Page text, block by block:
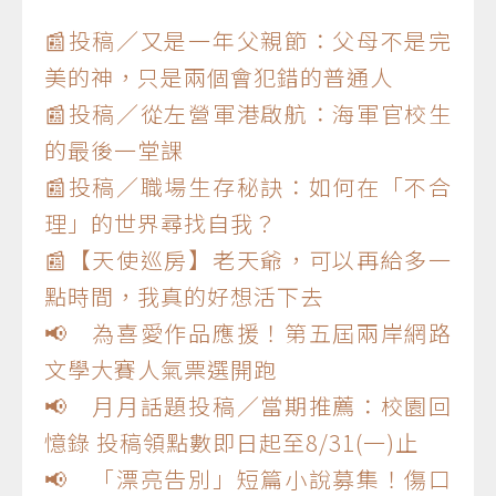
📰投稿／又是一年父親節：父母不是完
美的神，只是兩個會犯錯的普通人
📰投稿／從左營軍港啟航：海軍官校生
的最後一堂課
📰投稿／職場生存秘訣：如何在「不合
理」的世界尋找自我？
📰【天使巡房】老天爺，可以再給多一
點時間，我真的好想活下去
📢 為喜愛作品應援！第五屆兩岸網路
文學大賽人氣票選開跑
📢 月月話題投稿／當期推薦：校園回
憶錄 投稿領點數即日起至8/31(一)止
📢 「漂亮告別」短篇小說募集！傷口